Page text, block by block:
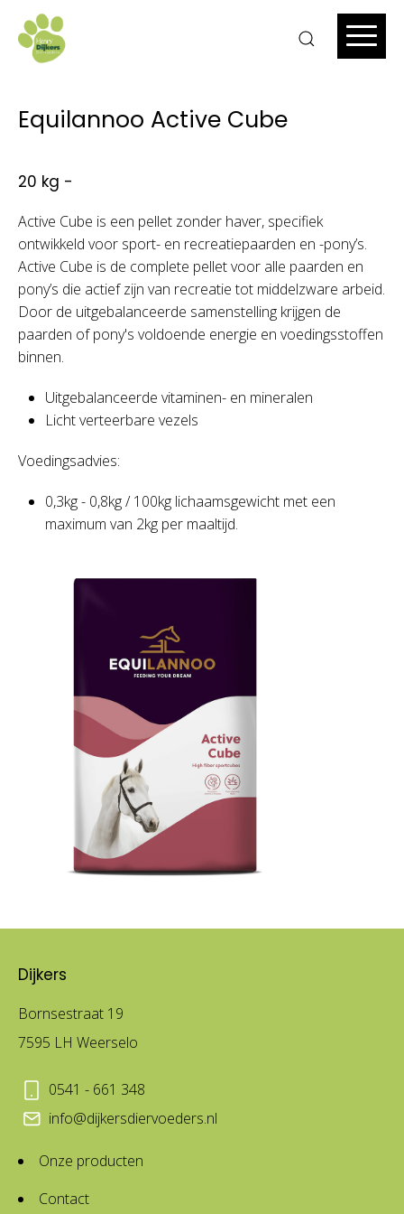
Equilannoo Active Cube
20 kg -
Active Cube is een pellet zonder haver, specifiek
ontwikkeld voor sport- en recreatiepaarden en -pony’s.
Active Cube is de complete pellet voor alle paarden en
pony’s die actief zijn van recreatie tot middelzware arbeid.
Door de uitgebalanceerde samenstelling krijgen de
paarden of pony's voldoende energie en voedingsstoffen
binnen.
Uitgebalanceerde vitaminen- en mineralen
Licht verteerbare vezels
Voedingsadvies:
0,3kg - 0,8kg / 100kg lichaamsgewicht met een
maximum van 2kg per maaltijd.
Dijkers
Bornsestraat 19
7595 LH Weerselo
0541 - 661 348
info@dijkersdiervoeders.nl
Onze producten
Contact